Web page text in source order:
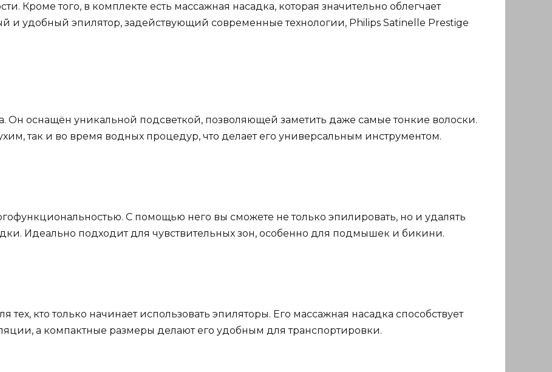
Кроме того, в комплекте есть массажная насадка, которая значительно облегчает
и удобный эпилятор, задействующий современные технологии, Philips Satinelle Prestige
Он оснащён уникальной подсветкой, позволяющей заметить даже самые тонкие волоски.
так и во время водных процедур, что делает его универсальным инструментом.
С помощью него вы сможете не только эпилировать, но и удалять
Идеально подходит для чувствительных зон, особенно для подмышек и бикини.
кто только начинает использовать эпиляторы. Его массажная насадка способствует
а компактные размеры делают его удобным для транспортировки.